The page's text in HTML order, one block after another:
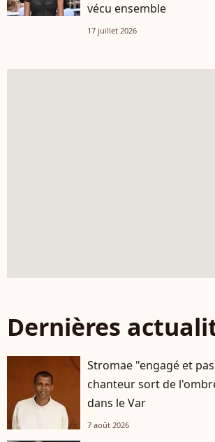
vécu ensemble
17 juillet 2026
Dernières
Stromae "engagé et
chanteur sort de
dans le Var
7 août 2026